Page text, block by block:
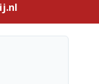
a
t